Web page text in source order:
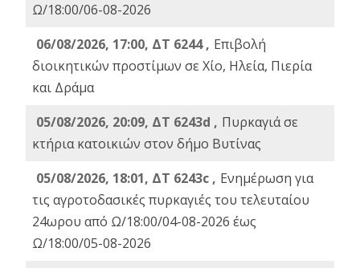
Ω/18:00/06-08-2026
06/08/2026, 17:00, ΔΤ 6244 , Επιβολή
διοικητικών προστίμων σε Χίο, Ηλεία, Πιερία
και Δράμα
05/08/2026, 20:09, ΔΤ 6243d , Πυρκαγιά σε
κτήρια κατοικιών στον δήμο Βυτίνας
05/08/2026, 18:01, ΔΤ 6243c , Ενημέρωση για
τις αγροτοδασικές πυρκαγιές του τελευταίου
24ωρου από Ω/18:00/04-08-2026 έως
Ω/18:00/05-08-2026